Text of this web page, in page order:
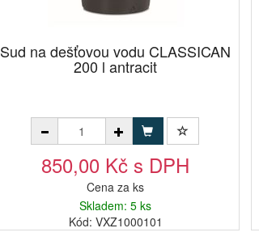
Sud na dešťovou vodu CLASSICAN
200 l antracit
850,00 Kč s DPH
Cena za ks
Skladem: 5 ks
Kód: VXZ1000101